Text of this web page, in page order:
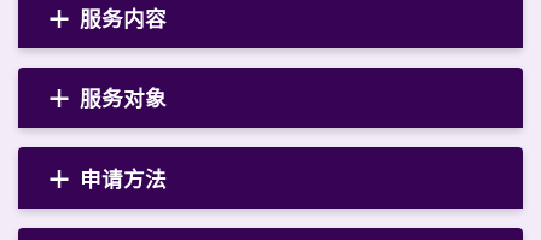
服务内容
服务对象
申请方法